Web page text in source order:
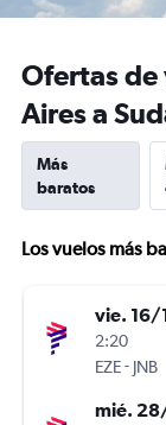
Ofertas de
Aires a
Más
baratos
Los vuelos más
vie. 16/
2:20
EZE- JNB
mié.